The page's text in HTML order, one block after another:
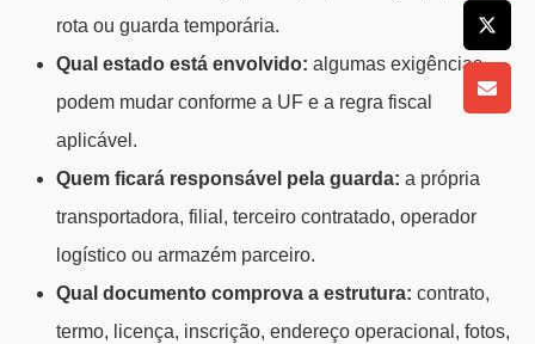
rota ou guarda temporária.
Qual estado está envolvido: algumas exigências
podem mudar conforme a UF e a regra fiscal
aplicável.
Quem ficará responsável pela guarda: a própria
transportadora, filial, terceiro contratado, operador
logístico ou armazém parceiro.
Qual documento comprova a estrutura: contrato,
termo, licença, inscrição, endereço operacional, fotos,